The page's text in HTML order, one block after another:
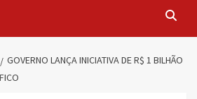
GOVERNO LANÇA INICIATIVA DE R$ 1 BILHÃO